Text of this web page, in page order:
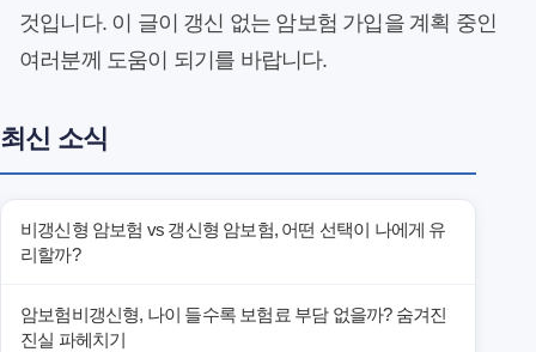
것입니다. 이 글이 갱신 없는 암보험 가입을 계획 중인
여러분께 도움이 되기를 바랍니다.
최신 소식
비갱신형 암보험 vs 갱신형 암보험, 어떤 선택이 나에게 유
리할까?
암보험비갱신형, 나이 들수록 보험료 부담 없을까? 숨겨진
진실 파헤치기